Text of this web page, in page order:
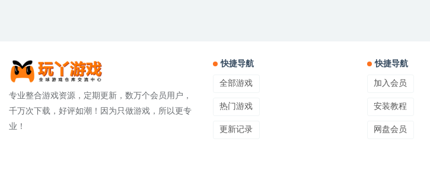
专业整合游戏资源，定期更新，数万个会员用户，
千万次下载，好评如潮！因为只做游戏，所以更专
业！
快捷导航
全部游戏
热门游戏
更新记录
快捷导航
加入会员
安装教程
网盘会员